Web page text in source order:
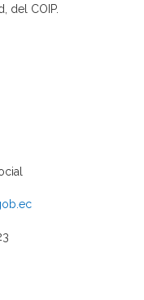
del COIP.